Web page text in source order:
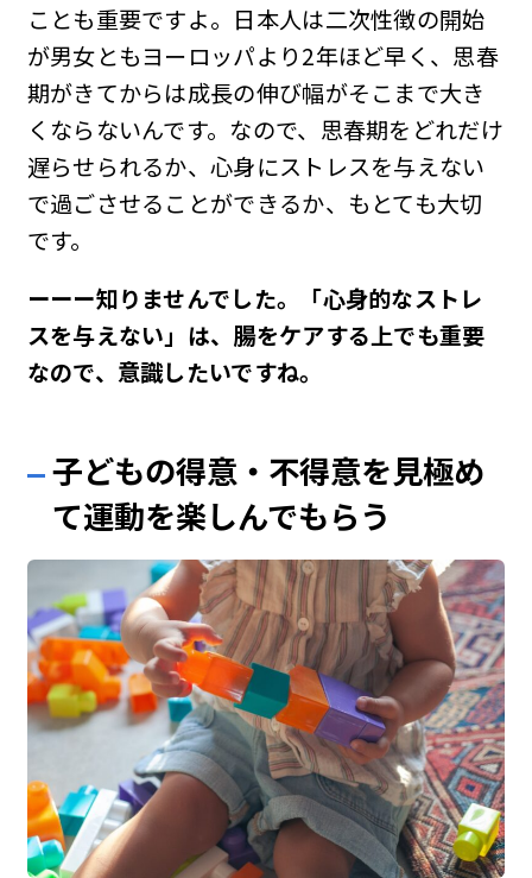
ことも重要ですよ。日本人は二次性徴の開始
が男女ともヨーロッパより2年ほど早く、思春
期がきてからは成長の伸び幅がそこまで大き
くならないんです。なので、思春期をどれだけ
遅らせられるか、心身にストレスを与えない
で過ごさせることができるか、もとても大切
です。
ーーー知りませんでした。「心身的なストレ
スを与えない」は、腸をケアする上でも重要
なので、意識したいですね。
子どもの得意・不得意を見極め
て運動を楽しんでもらう